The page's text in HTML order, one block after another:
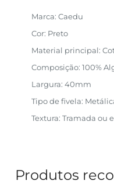
Marca: Caedu
Cor: Preto
Material principal:
Composição: 100%
Largura: 40mm
Tipo de fivela:
Textura: Tramada ou
Produtos